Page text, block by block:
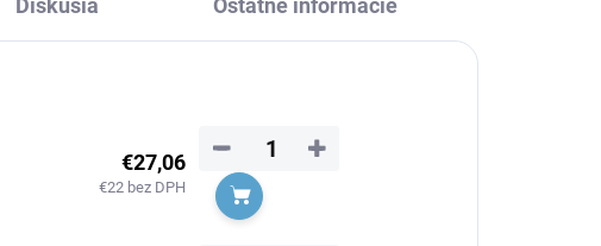
Diskusia Ostatné informácie
€27,06
€22 bez DPH
+
−
Do košíka